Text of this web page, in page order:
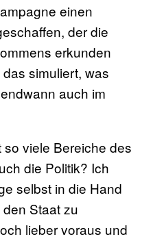
einen
der die
erkunden
simuliert, was
auch im
so viele Bereiche des
die Politik? Ich
selbst in die Hand
Staat zu
lieber voraus und